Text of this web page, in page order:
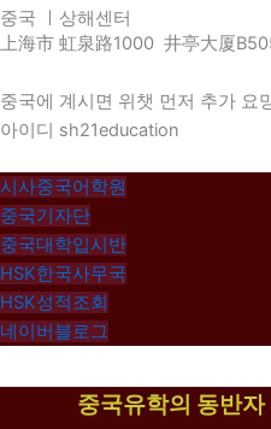
중국 ㅣ상해센터
上海市 虹泉路1000 井亭大厦
중국에 계시면 위챗 먼저 추가 요
아이디 sh21education
시사중국어학원
중국기자단
중국대학입시반
HSK한국사무국
HSK성적조회
네이버블로그
중국유학의 동반